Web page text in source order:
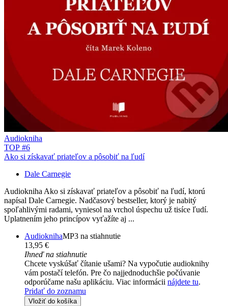
Audiokniha
TOP #6
Ako si získavať priateľov a pôsobiť na ľudí
Dale Carnegie
Audiokniha Ako si získavať priateľov a pôsobiť na ľudí, ktorú
napísal Dale Carnegie. Nadčasový bestseller, ktorý je nabitý
spoľahlivými radami, vyniesol na vrchol úspechu už tisíce ľudí.
Uplatnením jeho princípov vyťažíte aj ...
AudioknihaMP3 na stiahnutie
13,95 €
Ihneď na stiahnutie
Chcete vyskúšať čítanie ušami? Na vypočutie audioknihy
vám postačí telefón. Pre čo najjednoduchšie počúvanie
odporúčame našu aplikáciu. Viac informácii nájdete tu.
Pridať do zoznamu
Vložiť do košíka